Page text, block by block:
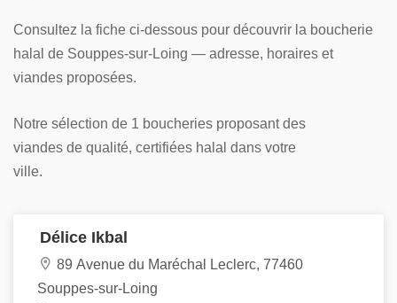
Consultez la fiche ci-dessous pour découvrir la boucherie
halal de Souppes-sur-Loing — adresse, horaires et
viandes proposées.
Notre sélection de 1 boucheries proposant des
viandes de qualité, certifiées halal dans votre
ville.
Délice Ikbal
89 Avenue du Maréchal Leclerc, 77460
Souppes-sur-Loing